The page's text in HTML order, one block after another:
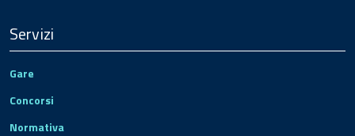
Servizi
Gare
Concorsi
Normativa